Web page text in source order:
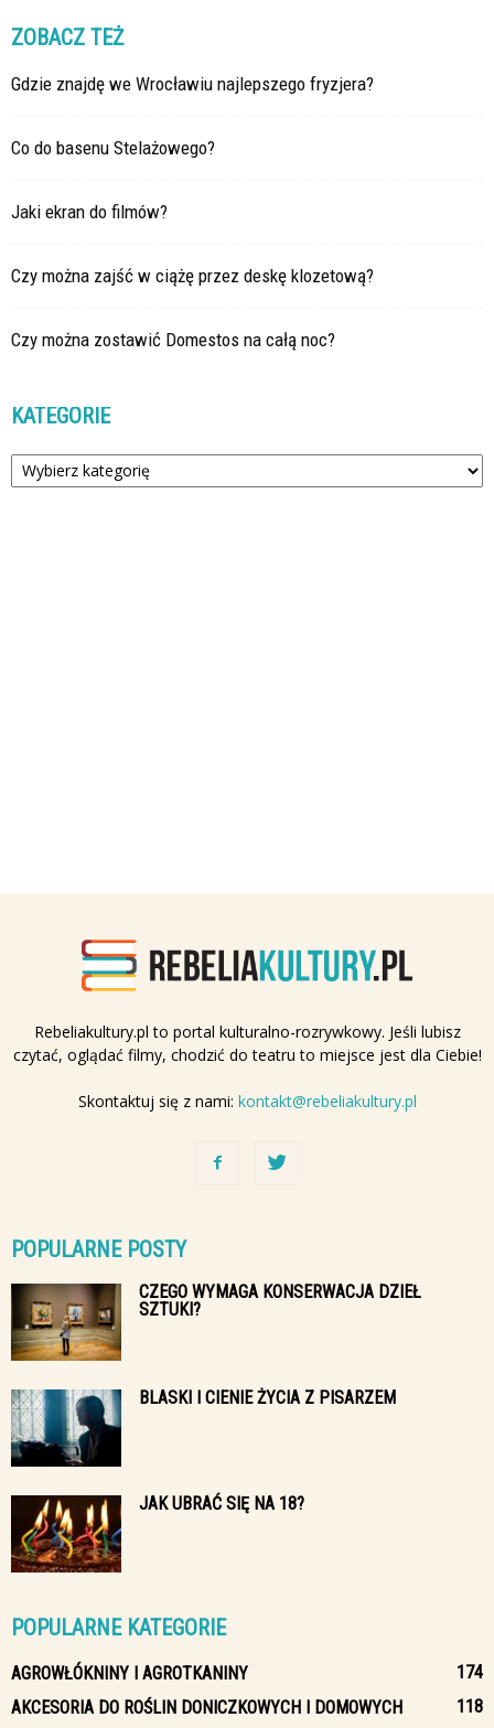
ZOBACZ TEŻ
Gdzie znajdę we Wrocławiu najlepszego fryzjera?
Co do basenu Stelażowego?
Jaki ekran do filmów?
Czy można zajść w ciążę przez deskę klozetową?
Czy można zostawić Domestos na całą noc?
KATEGORIE
Kategorie
Rebeliakultury.pl to portal kulturalno-rozrywkowy. Jeśli lubisz
czytać, oglądać filmy, chodzić do teatru to miejsce jest dla Ciebie!
Skontaktuj się z nami: kontakt@rebeliakultury.pl
POPULARNE POSTY
CZEGO WYMAGA KONSERWACJA DZIEŁ
SZTUKI?
BLASKI I CIENIE ŻYCIA Z PISARZEM
JAK UBRAĆ SIĘ NA 18?
POPULARNE KATEGORIE
AGROWŁÓKNINY I AGROTKANINY
174
AKCESORIA DO ROŚLIN DONICZKOWYCH I DOMOWYCH
118